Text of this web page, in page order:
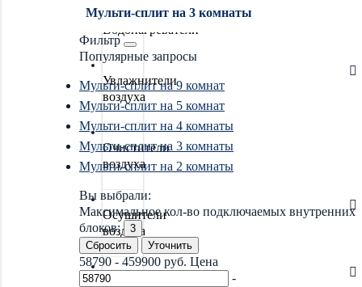
Водонагреватели
Увлажнители
воздуха
Очистители
воздуха
Осушители
воздуха
Отопление
Мульти-сплит на 3 комнаты
Фильтр
Популярные запросы
Мульти-сплит на 9 комнат
Мульти-сплит на 5 комнат
Мульти-сплит на 4 комнаты
Мульти-сплит на 3 комнаты
Мульти-сплит на 2 комнаты
Вы выбрали:
Максимальное кол-во подключаемых внутренних
блоков:
3
Сбросить
Уточнить
58790 - 459900 руб. Цена
-